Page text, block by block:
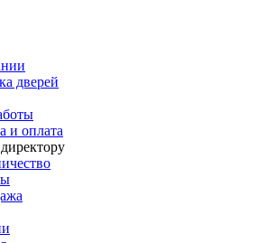
дверей
и оплата